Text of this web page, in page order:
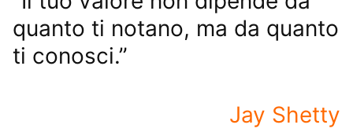
quanto ti notano, ma da quanto
ti conosci.”
Jay Shetty